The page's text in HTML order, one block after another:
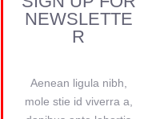
NEWSLETTE
R
Aenean ligula nibh,
mole stie id viverra a,